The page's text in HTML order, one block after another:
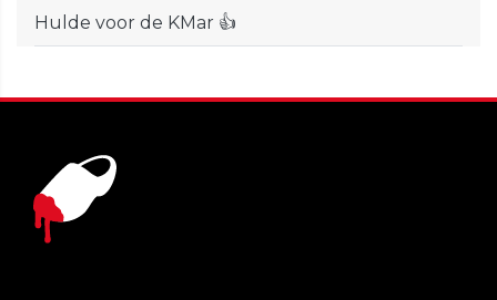
Hulde voor de KMar 👍